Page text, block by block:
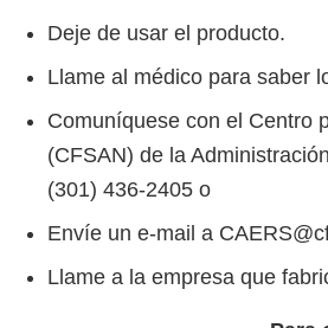
Deje de usar el producto.
Llame al médico para saber
Comuníquese con el Centro
(CFSAN) de la
(301) 436-2405 o
Envíe un e-mail a
Llame a la empresa que